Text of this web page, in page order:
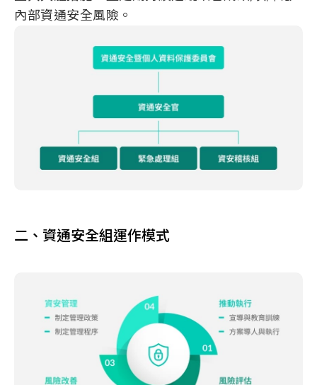
內部資通安全風險。
二、資通安全組運作模式